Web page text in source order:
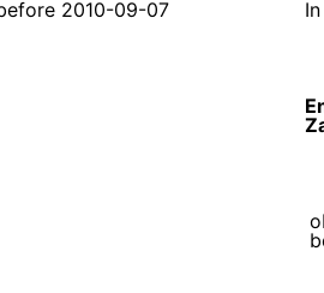
2010-09-07